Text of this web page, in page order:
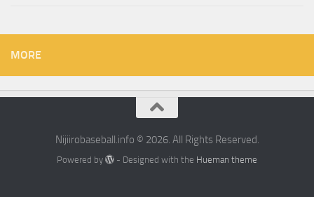
MORE
Nijiirobaseball.info © 2026. All Rights Reserved.
Powered by - Designed with the Hueman theme